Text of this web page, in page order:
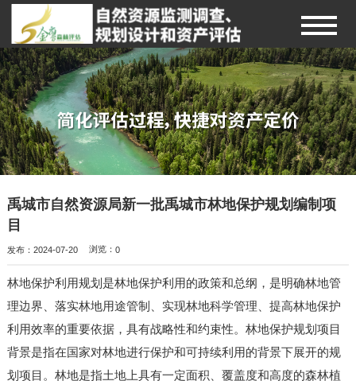
禹城市自然资源局新一批禹城市林地保护规划编制项
目
发布：2024-07-20 浏览： 0
林地保护利用规划是林地保护利用的政策和总纲，是明确林地管
理边界、落实林地用途管制、实现林地科学管理、提高林地保护
利用效率的重要依据，具有战略性和约束性。林地保护规划项目
背景是指在国家对林地进行保护和可持续利用的背景下展开的规
划项目。林地是指土地上具有一定面积、覆盖度和高度的森林植